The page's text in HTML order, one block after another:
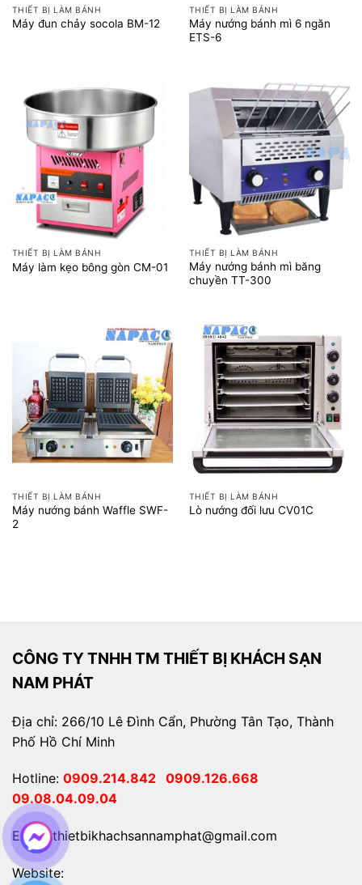
THIẾT BỊ LÀM BÁNH
Máy đun chảy socola BM-12
THIẾT BỊ LÀM BÁNH
Máy nướng bánh mì 6 ngăn
ETS-6
THIẾT BỊ LÀM BÁNH
Máy làm kẹo bông gòn CM-01
THIẾT BỊ LÀM BÁNH
Máy nướng bánh mì băng
chuyền TT-300
THIẾT BỊ LÀM BÁNH
Máy nướng bánh Waffle SWF-
2
THIẾT BỊ LÀM BÁNH
Lò nướng đối lưu CV01C
CÔNG TY TNHH TM THIẾT BỊ KHÁCH SẠN
NAM PHÁT
Địa chỉ: 266/10 Lê Đình Cẩn, Phường Tân Tạo, Thành
Phố Hồ Chí Minh
Hotline: 0909.214.842 0909.126.668
09.08.04.09.04
Email: thietbikhachsannamphat@gmail.com
Website: